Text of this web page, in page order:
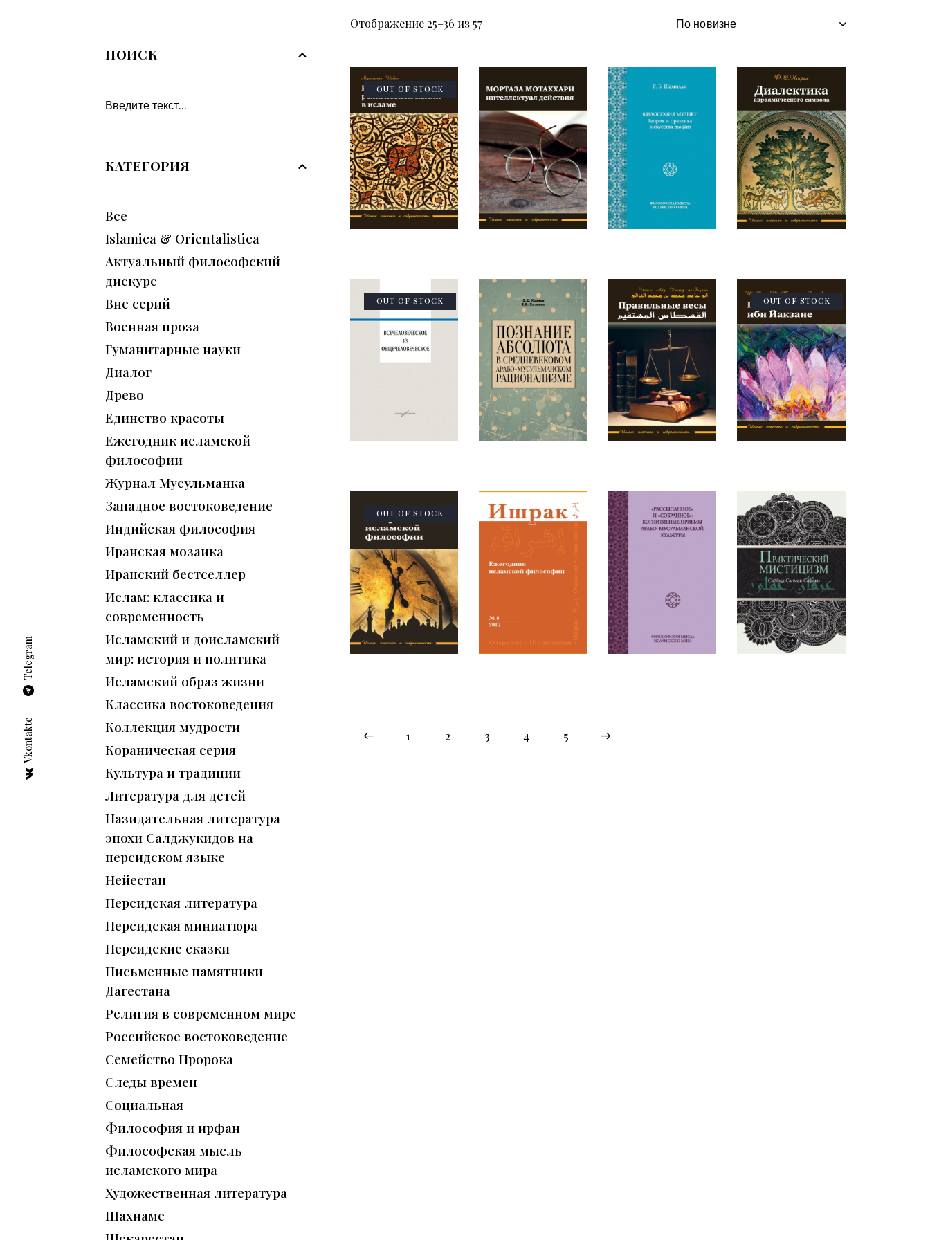
Отображение 25–36 из 57
OUT OF STOCK
OUT OF STOCK OUT OF STOCK
OUT OF STOCK
1 2 3 4 5
ПОИСК
КАТЕГОРИЯ
Все
Islamica & Orientalistica
Актуальный философский
дискурс
Вне серий
Военная проза
Гуманитарные науки
Диалог
Древо
Единство красоты
Ежегодник исламской
философии
Журнал Мусульманка
Западное востоковедение
Индийская философия
Иранская мозаика
Иранский бестселлер
Ислам: классика и
современность
Исламский и доисламский
мир: история и политика
Исламский образ жизни
Классика востоковедения
Коллекция мудрости
Кораническая серия
Культура и традиции
Литература для детей
Назидательная литература
эпохи Салджукидов на
персидском языке
Нейестан
Персидская литература
Персидская миниатюра
Персидские сказки
Письменные памятники
Дагестана
Религия в современном мире
Российское востоковедение
Семейство Пророка
Следы времен
Социальная
Философия и ирфан
Философская мысль
исламского мира
Художественная литература
Шахнаме
Vkontakte
Telegram